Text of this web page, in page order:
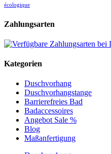
écologique
Zahlungsarten
Kategorien
Duschvorhang
Duschvorhangstange
Barrierefreies Bad
Badaccessoires
Angebot Sale %
Blog
Maßanfertigung